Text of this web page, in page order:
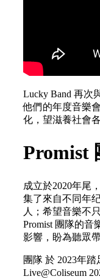
Lucky Band 再次
他們的年度音樂
化，望滋養社會
Promist
成立於2020年尾
集了來自不同年
人；希望音樂不
Promist 團隊的音
影響，盼為聽眾
團隊 於 2023年踏
Live@Coliseum